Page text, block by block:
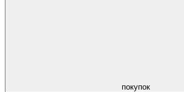
покупок